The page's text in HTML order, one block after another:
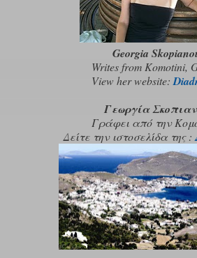
Georgia
Writes from Komotini,
View her website:
Γεωργία
Γράφει από την
Δείτε την ιστοσελίδα της :